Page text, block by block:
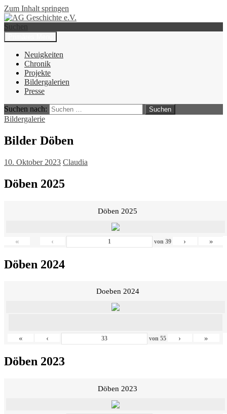
Zum Inhalt springen
AG Geschichte e.V.
Suchen
Neuigkeiten
Chronik
Projekte
Bildergalerien
Presse
Suchen nach:
Bildergalerie
Bilder Döben
10. Oktober 2023 Claudia
Döben 2025
Döben 2025
« ‹ von 39 › »
Döben 2024
Doeben 2024
« ‹ von 55 › »
Döben 2023
Döben 2023